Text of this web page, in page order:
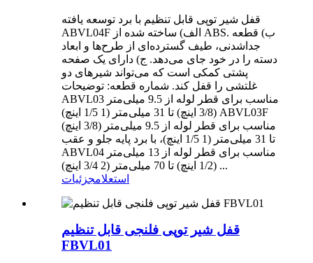
قفل شیر توپی قابل تنظیم با برد توسعه یافته
ABVL04F الف) ساخته شده از ABS. ب) قطعه
جداشدنی، طیف گسترده‌ای از طرح‌ها و ابعاد
دسته را در خود جای می‌دهد. ج) دارای یک صفحه
پشتی کمکی است که می‌تواند شیرهای دو
غلتشی را قفل کند. شماره قطعه: توضیحات
ABVL03 مناسب برای قطر لوله از 9.5 میلی‌متر
(3/8 اینچ) تا 31 میلی‌متر (1 1/5 اینچ) ABVL03F
مناسب برای قطر لوله از 9.5 میلی‌متر (3/8 اینچ)
تا 31 میلی‌متر (1 1/5 اینچ)، با برد پایه جلو و عقب
ABVL04 مناسب برای قطر لوله از 13 میلی‌متر
(1/2 اینچ) تا 70 میلی‌متر (2 3/4 اینچ) ...
استعلامجزئیات
قفل شیر توپی فلنجی قابل تنظیم
FBVL01